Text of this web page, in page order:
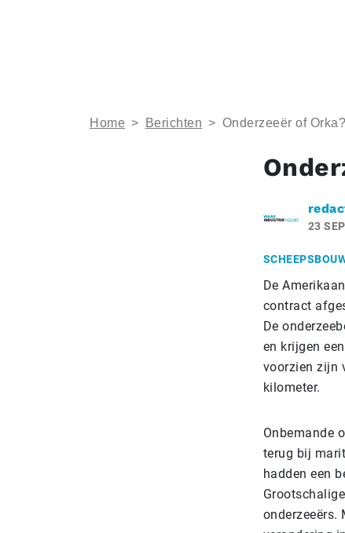
Home > Berichten > Onderzeeër of Orka?
23
De
contract
De
en krijgen
voorzien zijn
kilometer.
Onbemande
terug bij
hadden een
onderzeeërs.